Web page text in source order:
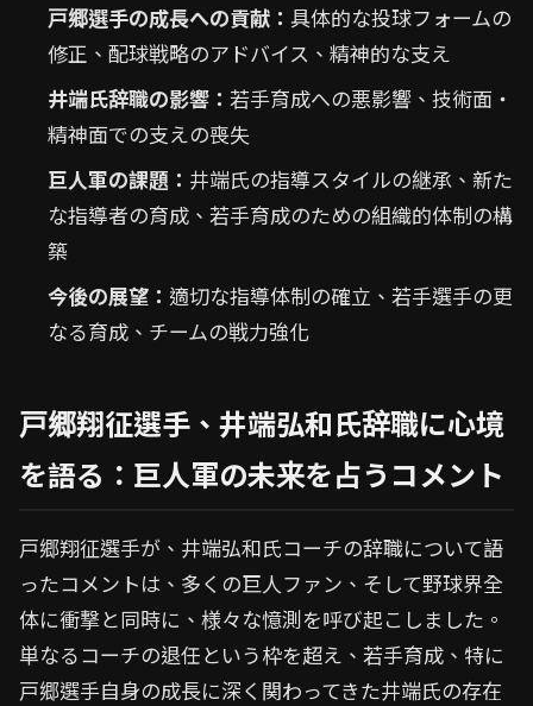
戸郷選手の成長への貢献： 具体的な投球フォームの
修正、配球戦略のアドバイス、精神的な支え
井端氏辞職の影響： 若手育成への悪影響、技術面・
精神面での支えの喪失
巨人軍の課題： 井端氏の指導スタイルの継承、新た
な指導者の育成、若手育成のための組織的体制の構
築
今後の展望： 適切な指導体制の確立、若手選手の更
なる育成、チームの戦力強化
戸郷翔征選手、井端弘和氏辞職に心境
を語る：巨人軍の未来を占うコメント
戸郷翔征選手が、井端弘和氏コーチの辞職について語
ったコメントは、多くの巨人ファン、そして野球界全
体に衝撃と同時に、様々な憶測を呼び起こしました。
単なるコーチの退任という枠を超え、若手育成、特に
戸郷選手自身の成長に深く関わってきた井端氏の存在